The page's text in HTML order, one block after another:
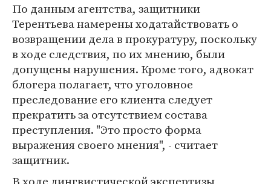
По данным агентства, защитники
Терентьева намерены ходатайствовать о
возвращении дела в прокуратуру, поскольку
в ходе следствия, по их мнению, были
допущены нарушения. Кроме того, адвокат
блогера полагает, что уголовное
преследование его клиента следует
прекратить за отсутствием состава
преступления. "Это просто форма
выражения своего мнения", - считает
защитник.